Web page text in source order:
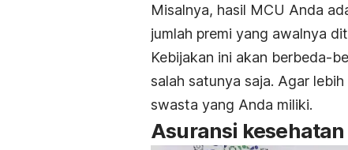
Misalnya, hasil MCU Anda
jumlah premi yang awalnya
Kebijakan ini akan berbeda-
salah satunya saja. Agar
swasta yang Anda miliki.
Asuransi